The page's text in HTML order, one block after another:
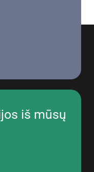
iš mūsų